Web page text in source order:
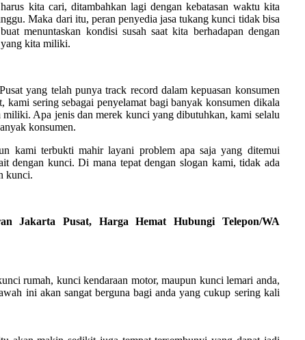
kita cari, ditambahkan lagi dengan kebatasan waktu kita
Maka dari itu, peran penyedia jasa tukang kunci tidak bisa
menuntaskan kondisi susah saat kita berhadapan dengan
yang kita miliki.
yang telah punya track record dalam kepuasan konsumen
kami sering sebagai penyelamat bagi banyak konsumen dikala
miliki. Apa jenis dan merek kunci yang dibutuhkan, kami selalu
konsumen.
kami terbukti mahir layani problem apa saja yang ditemui
dengan kunci. Di mana tepat dengan slogan kami, tidak ada
kunci.
Jakarta Pusat, Harga Hemat Hubungi Telepon/WA
rumah, kunci kendaraan motor, maupun kunci lemari anda,
ini akan sangat berguna bagi anda yang cukup sering kali